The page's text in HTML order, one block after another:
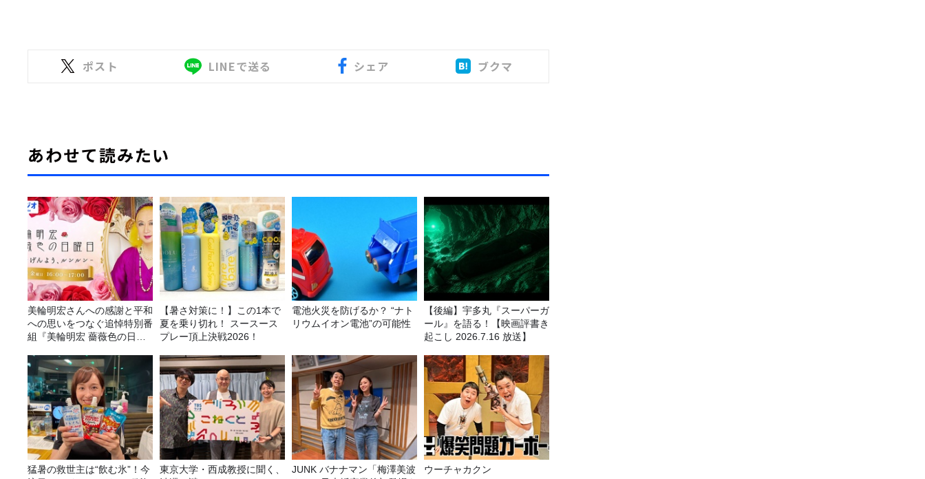
ポスト LINEで送る シェア ブクマ
あわせて読みたい
美輪明宏さんへの感謝と平和
への思いをつなぐ追悼特別番
組『美輪明宏 薔薇色の日曜
～』8/9（日）16時放送
【暑さ対策に！】この1本で
夏を乗り切れ！ スースース
プレー頂上決戦2026！
電池火災を防げるか？ “ナト
リウムイオン電池”の可能性
【後編】宇多丸『スーパーガ
ール』を語る！【映画評書き
起こし 2026.7.16 放送】
猛暑の救世主は“飲む氷”！今
東京大学・西成教授に聞く、
JUNK バナナマン「梅澤美波
ウーチャカクン